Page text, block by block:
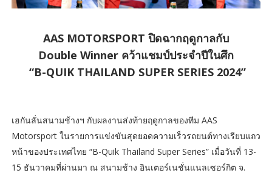
AAS MOTORSPORT ปิดฉากฤดูกาลกับ
Double Winner คว้าแชมป์ประจำปีในศึก
“B-QUIK THAILAND SUPER SERIES 2024”
เฮกันลั่นสนามช้างฯ กับผลงานส่งท้ายฤดูกาลของทีม AAS
Motorsport ในรายการแข่งขันสุดยอดความเร็วรถยนต์ทางเรียบแถว
หน้าของประเทศไทย “B-Quik Thailand Super Series” เมื่อวันที่ 13-
15 ธันวาคมที่ผ่านมา ณ สนามช้าง อินเตอร์เนชั่นแนลเซอร์กิต จ.